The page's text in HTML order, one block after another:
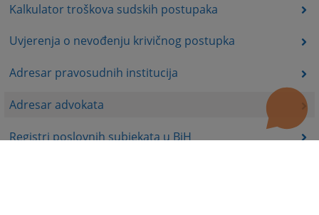
Kalkulator troškova sudskih postupaka
Uvjerenja o nevođenju krivičnog postupka
Adresar pravosudnih institucija
Adresar advokata
Registri poslovnih subjekata u BiH